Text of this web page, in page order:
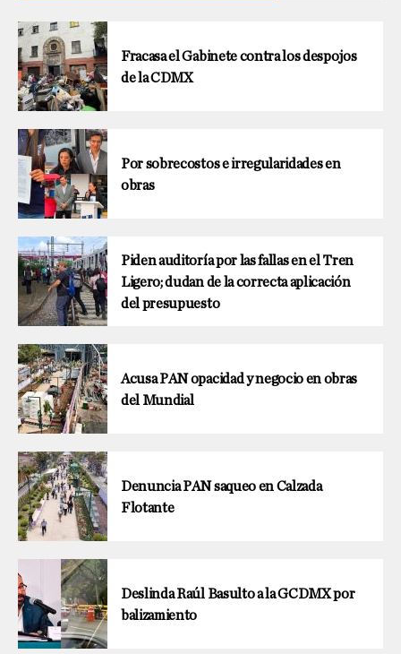
Fracasa el Gabinete contra los despojos
de la CDMX
Por sobrecostos e irregularidades en
obras
Piden auditoría por las fallas en el Tren
Ligero; dudan de la correcta aplicación
del presupuesto
Acusa PAN opacidad y negocio en obras
del Mundial
Denuncia PAN saqueo en Calzada
Flotante
Deslinda Raúl Basulto a la GCDMX por
balizamiento